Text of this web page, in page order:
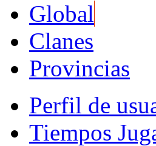
Global
Clanes
Provincias
Perfil de
Tiempos